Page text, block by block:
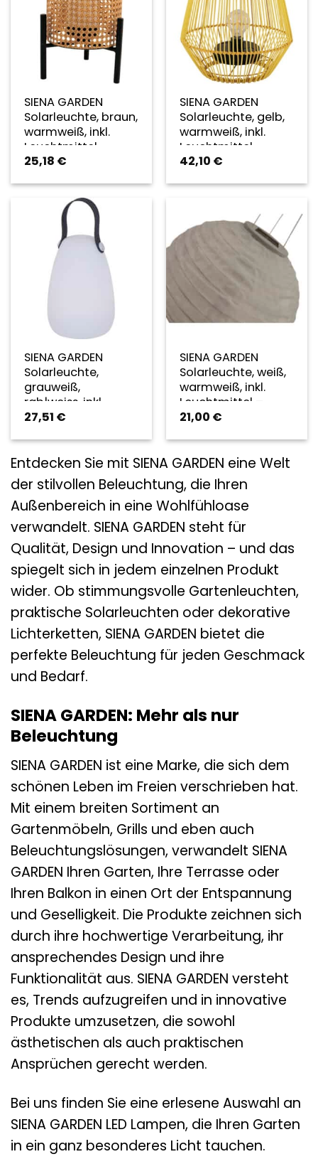
SIENA GARDEN
Solarleuchte, braun,
warmweiß, inkl.
Leuchtmittel
25,18 €
SIENA GARDEN
Solarleuchte, gelb,
warmweiß, inkl.
Leuchtmittel
42,10 €
SIENA GARDEN
Solarleuchte,
grauweiß,
rgb|weiss, inkl.
Leuchtmittel
27,51 €
SIENA GARDEN
Solarleuchte, weiß,
warmweiß, inkl.
Leuchtmittel –
weiss
21,00 €
Entdecken Sie mit SIENA GARDEN eine Welt
der stilvollen Beleuchtung, die Ihren
Außenbereich in eine Wohlfühloase
verwandelt. SIENA GARDEN steht für
Qualität, Design und Innovation – und das
spiegelt sich in jedem einzelnen Produkt
wider. Ob stimmungsvolle Gartenleuchten,
praktische Solarleuchten oder dekorative
Lichterketten, SIENA GARDEN bietet die
perfekte Beleuchtung für jeden Geschmack
und Bedarf.
SIENA GARDEN: Mehr als nur
Beleuchtung
SIENA GARDEN ist eine Marke, die sich dem
schönen Leben im Freien verschrieben hat.
Mit einem breiten Sortiment an
Gartenmöbeln, Grills und eben auch
Beleuchtungslösungen, verwandelt SIENA
GARDEN Ihren Garten, Ihre Terrasse oder
Ihren Balkon in einen Ort der Entspannung
und Geselligkeit. Die Produkte zeichnen sich
durch ihre hochwertige Verarbeitung, ihr
ansprechendes Design und ihre
Funktionalität aus. SIENA GARDEN versteht
es, Trends aufzugreifen und in innovative
Produkte umzusetzen, die sowohl
ästhetischen als auch praktischen
Ansprüchen gerecht werden.
Bei uns finden Sie eine erlesene Auswahl an
SIENA GARDEN LED Lampen, die Ihren Garten
in ein ganz besonderes Licht tauchen.